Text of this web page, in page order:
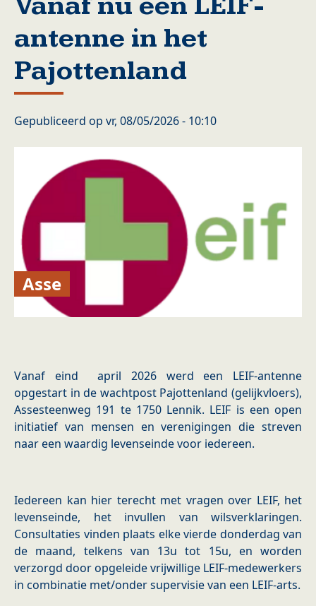
antenne in het
Pajottenland
Gepubliceerd op vr, 08/05/2026 - 10:10
Asse
Vanaf eind april 2026 werd een LEIF-antenne
opgestart in de wachtpost Pajottenland (gelijkvloers),
Assesteenweg 191 te 1750 Lennik. LEIF is een open
initiatief van mensen en verenigingen die streven
naar een waardig levenseinde voor iedereen.
Iedereen kan hier terecht met vragen over LEIF, het
levenseinde, het invullen van wilsverklaringen.
Consultaties vinden plaats elke vierde donderdag van
de maand, telkens van 13u tot 15u, en worden
verzorgd door opgeleide vrijwillige LEIF-medewerkers
in combinatie met/onder supervisie van een LEIF-arts.